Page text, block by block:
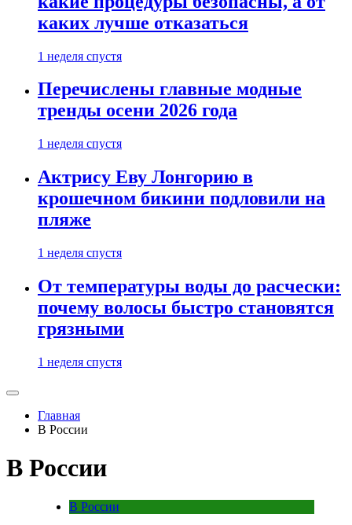
каких лучше отказаться
1 неделя спустя
Перечислены главные модные
тренды осени 2026 года
1 неделя спустя
Актрису Еву Лонгорию в
крошечном бикини подловили на
пляже
1 неделя спустя
От температуры воды до расчески:
почему волосы быстро становятся
грязными
1 неделя спустя
Главная
В России
В России
В России